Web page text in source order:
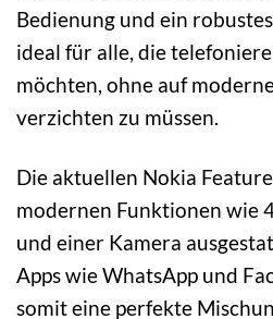
Bedienung und ein
ideal für alle, die
möchten, ohne auf
verzichten zu müssen.
Die aktuellen Nokia
modernen Funktionen wie
und einer Kamera
Apps wie WhatsApp und
somit eine perfekte